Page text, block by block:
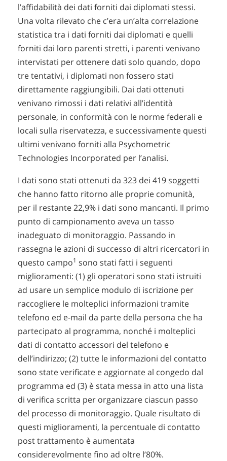
l’affidabilità dei dati forniti dai diplomati stessi.
Una volta rilevato che c’era un’alta correlazione
statistica tra i dati forniti dai diplomati e quelli
forniti dai loro parenti stretti, i parenti venivano
intervistati per ottenere dati solo quando, dopo
tre tentativi, i diplomati non fossero stati
direttamente raggiungibili. Dai dati ottenuti
venivano rimossi i dati relativi all’identità
personale, in conformità con le norme federali e
locali sulla riservatezza, e successivamente questi
ultimi venivano forniti alla Psychometric
Technologies Incorporated per l’analisi.
I dati sono stati ottenuti da 323 dei 419 soggetti
che hanno fatto ritorno alle proprie comunità,
per il restante 22,9% i dati sono mancanti. Il primo
punto di campionamento aveva un tasso
inadeguato di monitoraggio. Passando in
rassegna le azioni di successo di altri ricercatori in
questo campo1 sono stati fatti i seguenti
miglioramenti: (1) gli operatori sono stati istruiti
ad usare un semplice modulo di iscrizione per
raccogliere le molteplici informazioni tramite
telefono ed e-mail da parte della persona che ha
partecipato al programma, nonché i molteplici
dati di contatto accessori del telefono e
dell’indirizzo; (2) tutte le informazioni del contatto
sono state verificate e aggiornate al congedo dal
programma ed (3) è stata messa in atto una lista
di verifica scritta per organizzare ciascun passo
del processo di monitoraggio. Quale risultato di
questi miglioramenti, la percentuale di contatto
post trattamento è aumentata
considerevolmente fino ad oltre l’80%.